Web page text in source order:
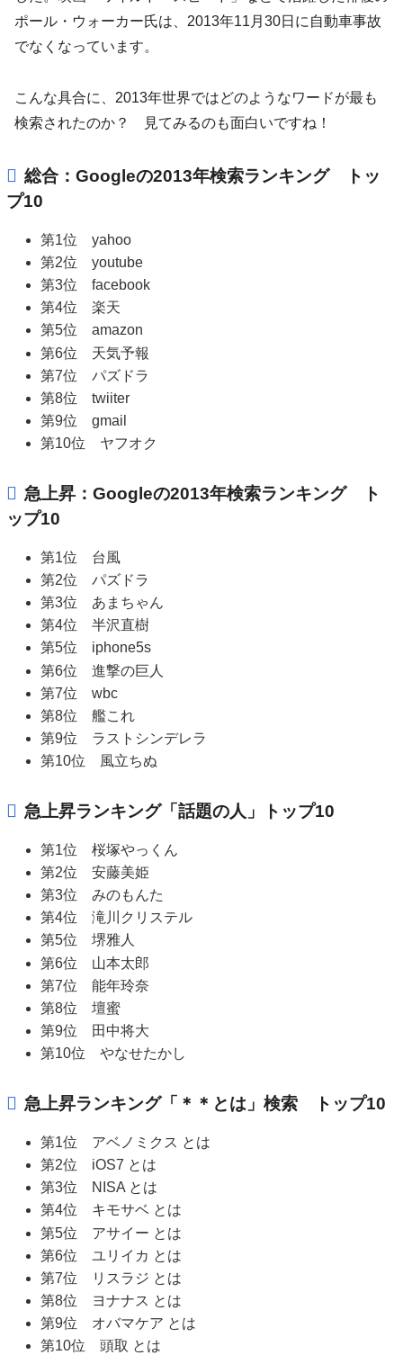
ポール・ウォーカー氏は、2013年11月30日に自動車事故
でなくなっています。
こんな具合に、2013年世界ではどのようなワードが最も
検索されたのか？ 見てみるのも面白いですね！
総合：Googleの2013年検索ランキング トッ
プ10
第1位 yahoo
第2位 youtube
第3位 facebook
第4位 楽天
第5位 amazon
第6位 天気予報
第7位 パズドラ
第8位 twiiter
第9位 gmail
第10位 ヤフオク
急上昇：Googleの2013年検索ランキング ト
ップ10
第1位 台風
第2位 パズドラ
第3位 あまちゃん
第4位 半沢直樹
第5位 iphone5s
第6位 進撃の巨人
第7位 wbc
第8位 艦これ
第9位 ラストシンデレラ
第10位 風立ちぬ
急上昇ランキング「話題の人」トップ10
第1位 桜塚やっくん
第2位 安藤美姫
第3位 みのもんた
第4位 滝川クリステル
第5位 堺雅人
第6位 山本太郎
第7位 能年玲奈
第8位 壇蜜
第9位 田中将大
第10位 やなせたかし
急上昇ランキング「＊＊とは」検索 トップ10
第1位 アベノミクス とは
第2位 iOS7 とは
第3位 NISA とは
第4位 キモサベ とは
第5位 アサイー とは
第6位 ユリイカ とは
第7位 リスラジ とは
第8位 ヨナナス とは
第9位 オバマケア とは
第10位 頭取 とは